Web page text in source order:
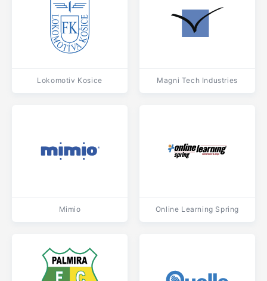
Lokomotiv Kosice Magni Tech Industries
Mimio Online Learning Spring